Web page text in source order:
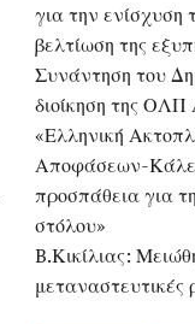
για την ενίσχυση
βελτίωση της
Συνάντηση του
διοίκηση της
«Ελληνική
Αποφάσεων-
προσπάθεια για
στόλου»
B.Κικίλιας: